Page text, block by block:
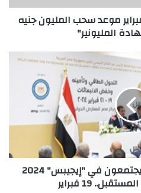
موعد سحب المليون جنيه
المليونير"
قادة الطاقة حول العالم يجتمعون في "إيجيبس" 2024
19 فبراير